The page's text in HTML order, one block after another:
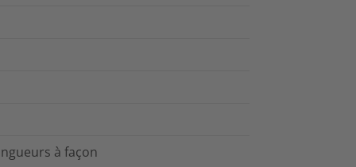
à façon